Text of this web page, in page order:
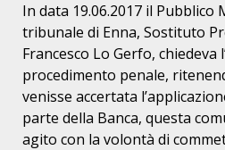
In data 19.06.2017 il
tribunale di Enna, Sostituto
Francesco Lo Gerfo, chiedeva
procedimento penale,
venisse accertata
parte della Banca, questa
agito con la volontà di